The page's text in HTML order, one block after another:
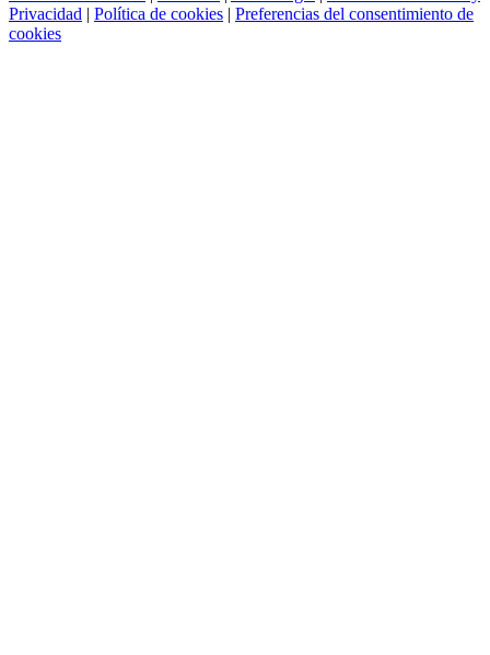
Privacidad | Política de cookies | Preferencias del consentimiento de
cookies